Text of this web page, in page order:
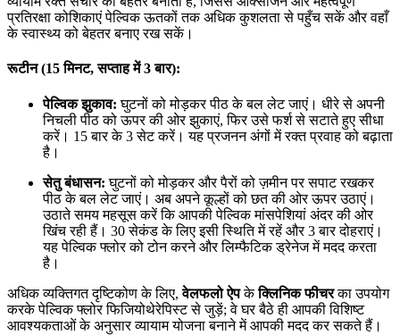
प्रतिरक्षा कोशिकाएं पेल्विक ऊतकों तक अधिक कुशलता से पहुँच सकें और वहाँ
के स्वास्थ्य को बेहतर बनाए रख सकें।
रूटीन (15 मिनट, सप्ताह में 3 बार):
पेल्विक झुकाव: घुटनों को मोड़कर पीठ के बल लेट जाएं। धीरे से अपनी
निचली पीठ को ऊपर की ओर झुकाएं, फिर उसे फर्श से सटाते हुए सीधा
करें। 15 बार के 3 सेट करें। यह प्रजनन अंगों में रक्त प्रवाह को बढ़ाता
है।
सेतु बंधासन: घुटनों को मोड़कर और पैरों को ज़मीन पर सपाट रखकर
पीठ के बल लेट जाएं। अब अपने कूल्हों को छत की ओर ऊपर उठाएं।
उठाते समय महसूस करें कि आपकी पेल्विक मांसपेशियां अंदर की ओर
खिंच रही हैं। 30 सेकंड के लिए इसी स्थिति में रहें और 3 बार दोहराएं।
यह पेल्विक फ्लोर को टोन करने और लिम्फैटिक ड्रेनेज में मदद करता
है।
अधिक व्यक्तिगत दृष्टिकोण के लिए,वेलफलो ऐपकेक्लिनिक फीचरका उपयोग
करके पेल्विक फ्लोर फिजियोथेरेपिस्ट से जुड़ें; वे घर बैठे ही आपकी विशिष्ट
आवश्यकताओं के अनुसार व्यायाम योजना बनाने में आपकी मदद कर सकते हैं।